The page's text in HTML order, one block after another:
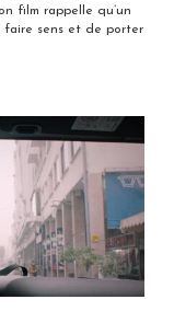
film rappelle qu’un
faire sens et de porter